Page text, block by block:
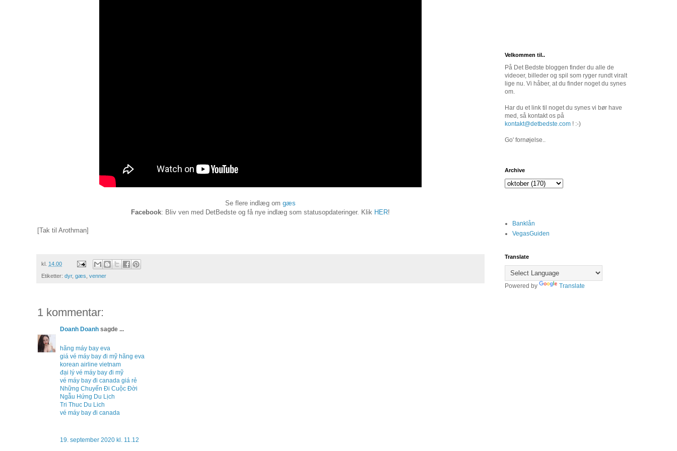
Se flere indlæg om gæs
Facebook: Bliv ven med DetBedste og få nye indlæg som statusopdateringer. Klik HER!
[Tak til Arothman]
kl. 14.00
Etiketter: dyr, gæs venner
1 kommentar:
Doanh Doanh sagde ...
hãng máy bay eva
giá vé máy bay đi mỹ hãng eva
korean airline vietnam
đại lý vé máy bay đi mỹ
vé máy bay đi canada giá rẻ
Những Chuyến Đi Cuộc Đời
Ngẫu Hứng Du Lịch
Tri Thuc Du Lich
vé máy bay đi canada
19. september 2020 kl. 11.12
Velkommen til..
På Det Bedste bloggen finder du alle de
videoer, billeder og spil som ryger rundt viralt
lige nu. Vi håber, at du finder noget du synes
om.
Har du et link til noget du synes vi bør have
med, så kontakt os på
kontakt@detbedste.com ! :-)
Go' fornøjelse..
Archive
Banklån
VegasGuiden
Translate
Powered by Translate